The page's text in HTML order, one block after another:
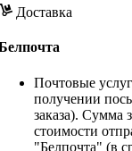
Доставка
Почтовые
получении
заказа). Сумма
стоимости
"Белпочта" (в